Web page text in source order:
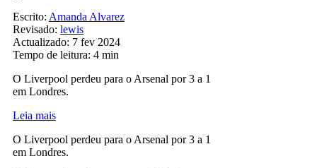
Escrito: Amanda Alvarez
Revisado: lewis
Actualizado: 7 fev 2024
Tempo de leitura: 4 min
O Liverpool perdeu para o Arsenal por 3 a 1
em Londres.
Leia mais
O Liverpool perdeu para o Arsenal por 3 a 1
em Londres.